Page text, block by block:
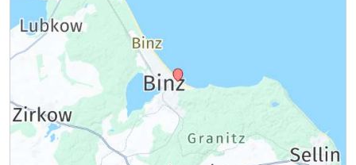
Ausstattung
Zusatznächte